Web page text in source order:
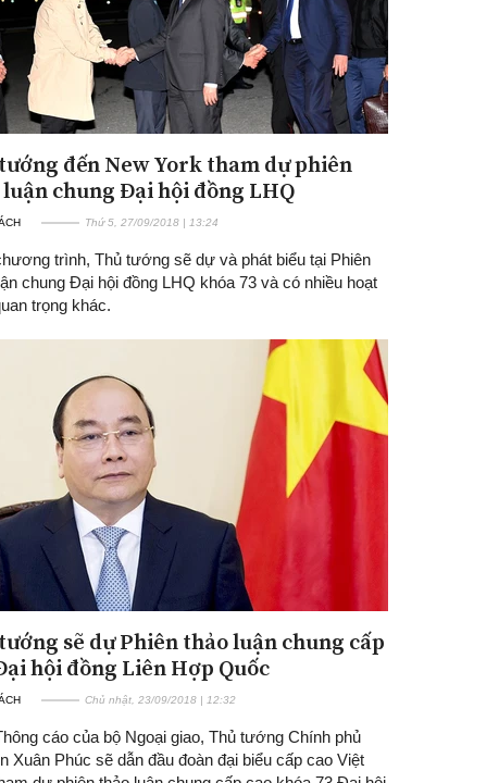
Đăng ký tin tức mới
đến New York tham dự phiên
chung Đại hội đồng LHQ
Thứ 5, 27/09/2018 | 13:24
trình, Thủ tướng sẽ dự và phát biểu tại Phiên
chung Đại hội đồng LHQ khóa 73 và có nhiều hoạt
trọng khác.
sẽ dự Phiên thảo luận chung cấp
hội đồng Liên Hợp Quốc
Chủ nhật, 23/09/2018 | 12:32
cáo của bộ Ngoại giao, Thủ tướng Chính phủ
Xuân Phúc sẽ dẫn đầu đoàn đại biểu cấp cao Việt